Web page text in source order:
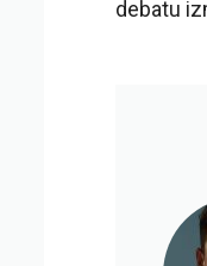
debatu